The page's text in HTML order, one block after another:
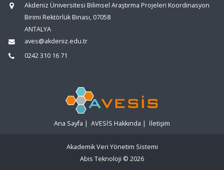
Akdeniz Üniversitesi Bilimsel Araştırma Projeleri Koordinasyon
Birimi Rektörlük Binası, 07058
ANTALYA
aves@akdeniz.edu.tr
0242 310 16 71
Ana Sayfa | AVESİS Hakkında | İletişim
Akademik Veri Yönetim Sistemi
Abis Teknoloji © 2026